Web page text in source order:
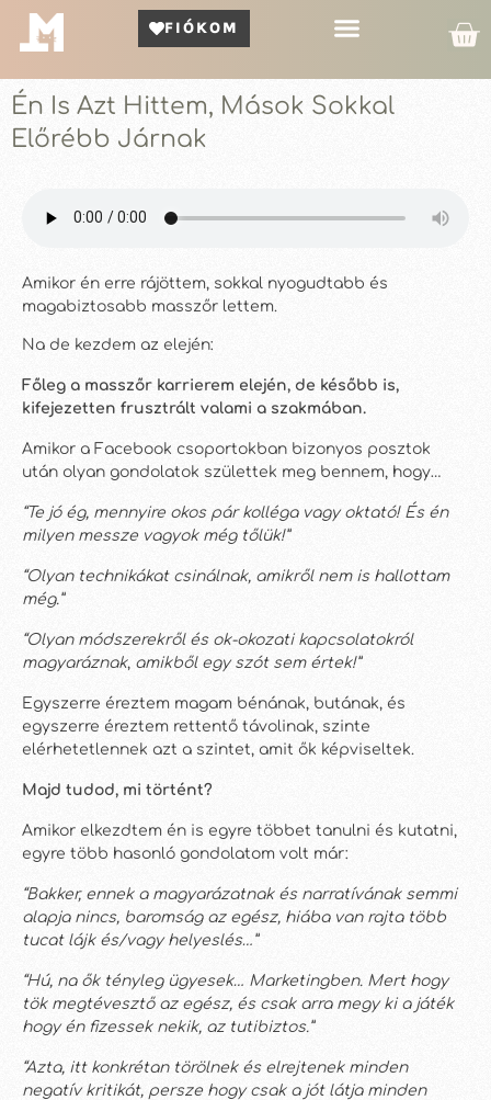
FIÓKOM
Én Is Azt Hittem, Mások Sokkal
Előrébb Járnak
Amikor én erre rájöttem, sokkal nyogudtabb és
magabiztosabb masszőr lettem.
Na de kezdem az elején:
Főleg a masszőr karrierem elején, de később is,
kifejezetten frusztrált valami a szakmában.
Amikor a Facebook csoportokban bizonyos posztok
után olyan gondolatok születtek meg bennem, hogy…
“Te jó ég, mennyire okos pár kolléga vagy oktató! És én
milyen messze vagyok még tőlük!”
“Olyan technikákat csinálnak, amikről nem is hallottam
még.”
“Olyan módszerekről és ok-okozati kapcsolatokról
magyaráznak, amikből egy szót sem értek!”
Egyszerre éreztem magam bénának, butának, és
egyszerre éreztem rettentő távolinak, szinte
elérhetetlennek azt a szintet, amit ők képviseltek.
Majd tudod, mi történt?
Amikor elkezdtem én is egyre többet tanulni és kutatni,
egyre több hasonló gondolatom volt már:
“Bakker, ennek a magyarázatnak és narratívának semmi
alapja nincs, baromság az egész, hiába van rajta több
tucat lájk és/vagy helyeslés…”
“Hú, na ők tényleg ügyesek… Marketingben. Mert hogy
tök megtévesztő az egész, és csak arra megy ki a játék
hogy én fizessek nekik, az tutibiztos.”
“Azta, itt konkrétan törölnek és elrejtenek minden
negatív kritikát, persze hogy csak a jót látja minden